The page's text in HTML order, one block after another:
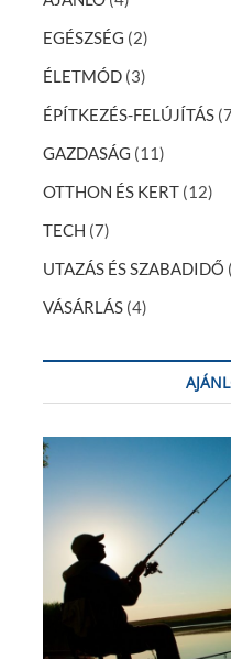
EGÉSZSÉG (2)
ÉLETMÓD (3)
ÉPÍTKEZÉS-FELÚJÍTÁS
GAZDASÁG (11)
OTTHON ÉS KERT (12)
TECH (7)
UTAZÁS ÉS SZABADIDŐ
VÁSÁRLÁS (4)